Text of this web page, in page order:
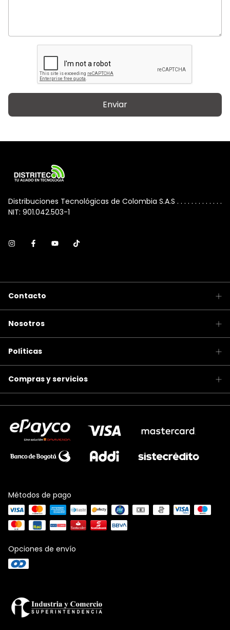
Enviar
Distribuciones Tecnológicas de Colombia S.A.S . . . . . . . . . . . . .
NIT: 901.042.503-1
Contacto
Nosotros
Políticas
Compras y servicios
Métodos de pago
Opciones de envío